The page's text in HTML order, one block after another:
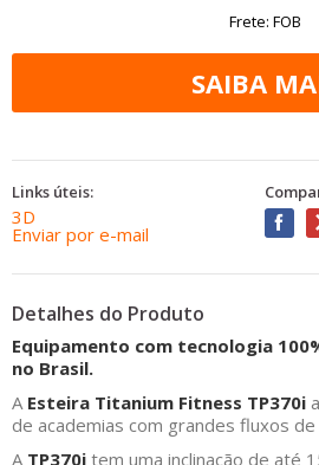
Frete: FOB
Links úteis:
3D
Enviar por e-mail
Detalhes do Produto
Equipamento com tecnologia
no Brasil.
A Esteira Titanium Fitness TP370i
de academias com grandes fluxos de
A TP370i tem uma inclinação de até